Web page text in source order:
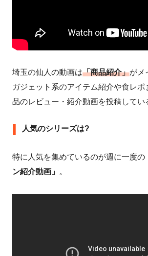
埼玉の仙人の動画は「商品紹介」がメ
ガジェット系のアイテム紹介や食レポ
品のレビュー・紹介動画を投稿してい
人気のシリーズは?
特に人気を集めているのが週に一度の
ン紹介動画」 。